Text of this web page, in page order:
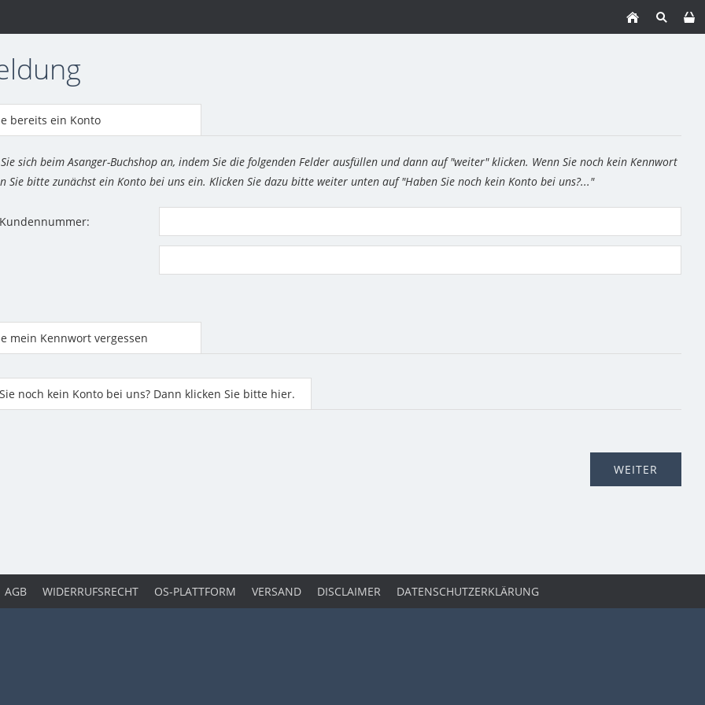
bereits ein Konto
sich beim Asanger-Buchshop an, indem Sie die folgenden Felder ausfüllen und dann auf "weiter" klicken. Wenn Sie noch kein Kennwort
Sie bitte zunächst ein Konto bei uns ein. Klicken Sie dazu bitte weiter unten auf "Haben Sie noch kein Konto bei uns?..."
mein Kennwort vergessen
noch kein Konto bei uns? Dann klicken Sie bitte hier.
AGB WIDERRUFSRECHT OS-PLATTFORM VERSAND DISCLAIMER DATENSCHUTZERKLÄRUNG